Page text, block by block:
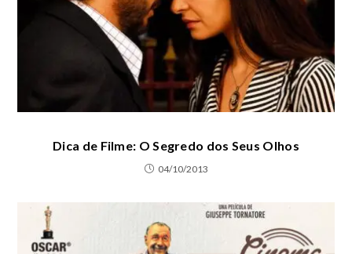
Dica de Filme: O Segredo dos Seus Olhos
04/10/2013